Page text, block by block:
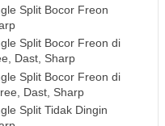
Split Bocor Freon
Split Bocor Freon di
Dast, Sharp
Split Bocor Freon di
Dast, Sharp
Split Tidak Dingin